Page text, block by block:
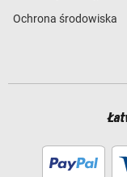
Ochrona środowiska